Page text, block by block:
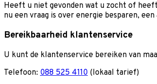
Heeft u niet gevonden wat u zocht of
nu een vraag is over energie besparen,
Bereikbaarheid klantenservice
U kunt de klantenservice bereiken van
Telefoon: 088 525 4110 (lokaal tarief)